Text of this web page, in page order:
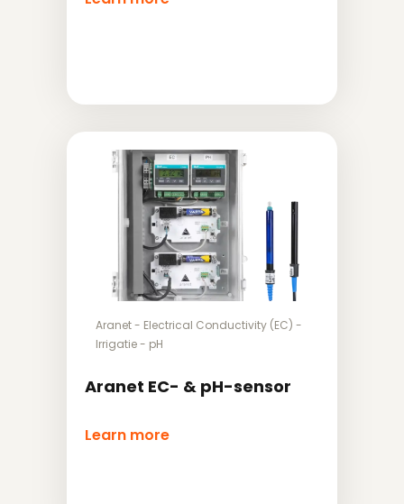
Aranet- Electrical Conductivity (EC) -
Irrigatie- pH
Aranet EC- & pH-sensor
Learn more